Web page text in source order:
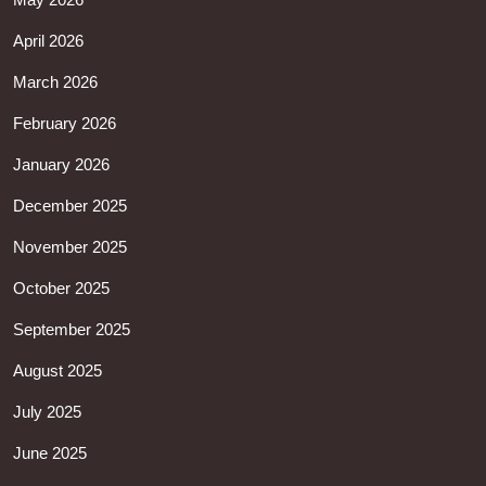
April 2026
March 2026
February 2026
January 2026
December 2025
November 2025
October 2025
September 2025
August 2025
July 2025
June 2025